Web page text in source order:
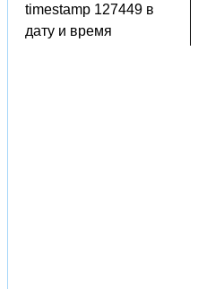
timestamp 127449 в
дату и время